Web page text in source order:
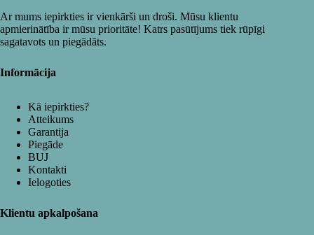
Ar mums iepirkties ir vienkārši un droši. Mūsu klientu
apmierinātība ir mūsu prioritāte! Katrs pasūtījums tiek rūpīgi
sagatavots un piegādāts.
Informācija
Kā iepirkties?
Atteikums
Garantija
Piegāde
BUJ
Kontakti
Ielogoties
Klientu apkalpošana